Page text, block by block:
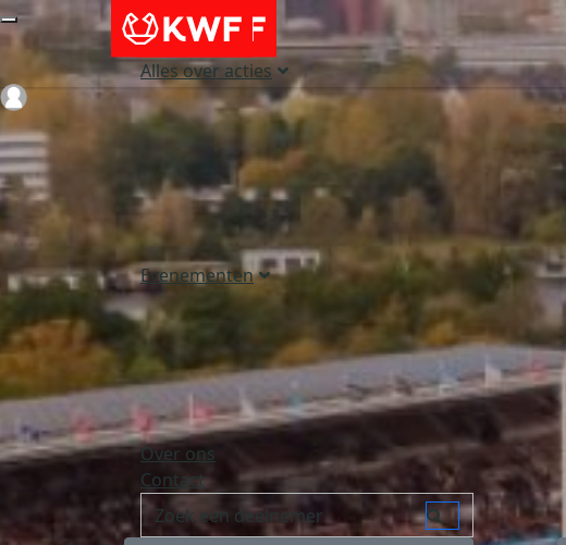
Alles over acties
Evenementen
Over ons
Contact
Login